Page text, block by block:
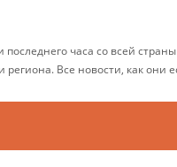
последнего часа со всей
региона. Все новости, как они